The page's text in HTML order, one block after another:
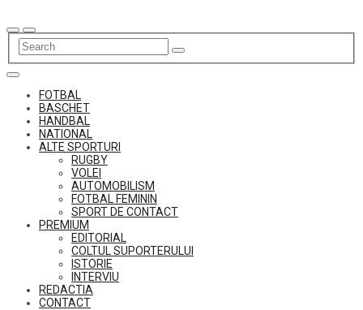
to
content
FOTBAL
BASCHET
HANDBAL
NATIONAL
ALTE SPORTURI
RUGBY
VOLEI
AUTOMOBILISM
FOTBAL FEMININ
SPORT DE CONTACT
PREMIUM
EDITORIAL
COLTUL SUPORTERULUI
ISTORIE
INTERVIU
REDACTIA
CONTACT